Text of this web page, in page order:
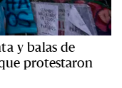
y balas de
protestaron